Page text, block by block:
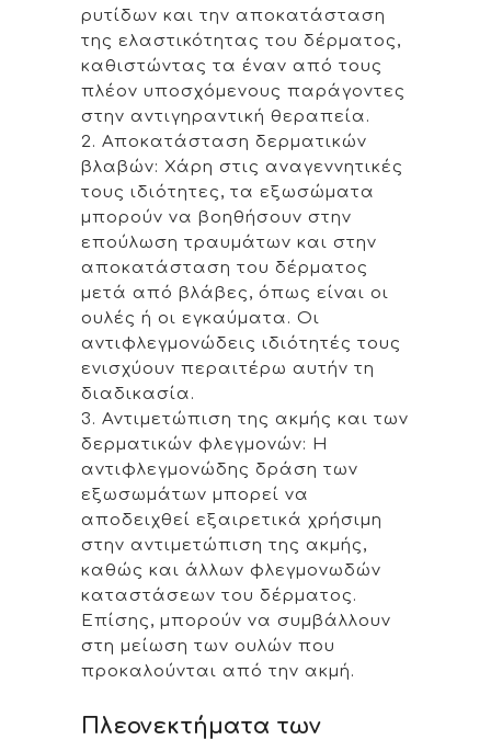
ρυτίδων και την αποκατάσταση
της ελαστικότητας του δέρματος,
καθιστώντας τα έναν από τους
πλέον υποσχόμενους παράγοντες
στην αντιγηραντική θεραπεία.
2. Αποκατάσταση δερματικών
βλαβών: Χάρη στις αναγεννητικές
τους ιδιότητες, τα εξωσώματα
μπορούν να βοηθήσουν στην
επούλωση τραυμάτων και στην
αποκατάσταση του δέρματος
μετά από βλάβες, όπως είναι οι
ουλές ή οι εγκαύματα. Οι
αντιφλεγμονώδεις ιδιότητές τους
ενισχύουν περαιτέρω αυτήν τη
διαδικασία.
3. Αντιμετώπιση της ακμής και των
δερματικών φλεγμονών: Η
αντιφλεγμονώδης δράση των
εξωσωμάτων μπορεί να
αποδειχθεί εξαιρετικά χρήσιμη
στην αντιμετώπιση της ακμής,
καθώς και άλλων φλεγμονωδών
καταστάσεων του δέρματος.
Επίσης, μπορούν να συμβάλλουν
στη μείωση των ουλών που
προκαλούνται από την ακμή.
Πλεονεκτήματα των